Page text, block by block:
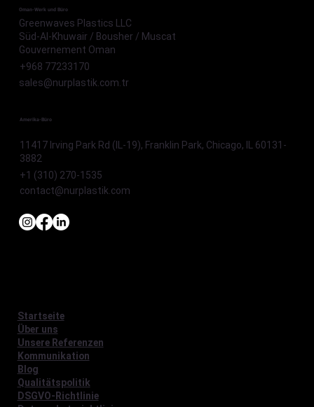
Oman-Werk und Büro
Greenwaves Plastics LLC
Süd-Al-Khuwair / Bousher / Muscat
Gouvernement Oman
+968 77233170
sales@nurplastik.com.tr
Amerika-Büro
11417 Irving Park Rd (IL-19), Franklin Park, Chicago, IL 60131-
3882
+1 (310) 270-1535
contact@nurplastik.com
Startseite
Über uns
Unsere Referenzen
Kommunikation
Blog
Qualitätspolitik
DSGVO-Richtlinie